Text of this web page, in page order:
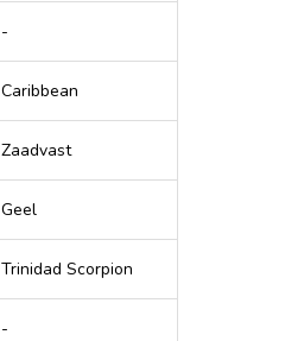
-
Caribbean
Zaadvast
Geel
Trinidad Scorpion
-